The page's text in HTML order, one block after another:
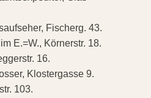
Fischerg. 43.
E.=W., Körnerstr. 18.
16.
Klostergasse 9.
103.